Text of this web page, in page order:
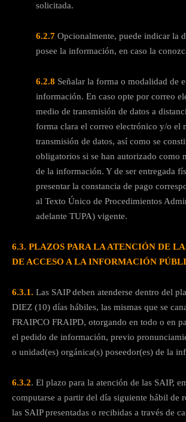
solicitada.
6.2.7 Opcionalmente, puede indicar la
posee la información, en caso la
6.2.8 Señalar la forma o modalidad de
información. En caso opte por correo
medio de transmisión de datos a
forma clara el correo electrónico y/o el
transmisión de datos, así como se
obligatorios si se han autorizado como
de la información. Y de ser entregada
presentar la constancia de pago
al Texto Único de Procedimientos
adelante TUPA) vigente.
6.3. PLAZOS PARA LA ATENCIÓN DE
DE ACCESO A LA INFORMACIÓN
6.3.1. Las SAIP deben atenderse dentro del
DIEZ (10) días hábiles, las mismas que se
FRAIPCO FRAIPD, otorgando en todo o en
el pedido de información, previo
o unidad(es) orgánica(s) poseedor(es) de la
6.3.2. El plazo para la atención de las SAIP,
computarse a partir del día siguiente hábil de
las SAIP presentadas o recibidas a través de